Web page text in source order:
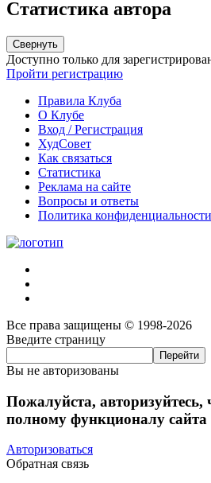
Статистика автора
Свернуть
Доступно только для
Пройти регистрацию
Правила Клуба
О Клубе
Вход / Регистрация
ХудСовет
Как связаться
Статистика
Реклама на сайте
Вопросы и ответы
Политика конфиденциальности
Все права защищены © 1998-2026
Введите страницу
Вы не авторизованы
Пожалуйста, авторизуйтесь,
полному функционалу сайта
Авторизоваться
Обратная связь